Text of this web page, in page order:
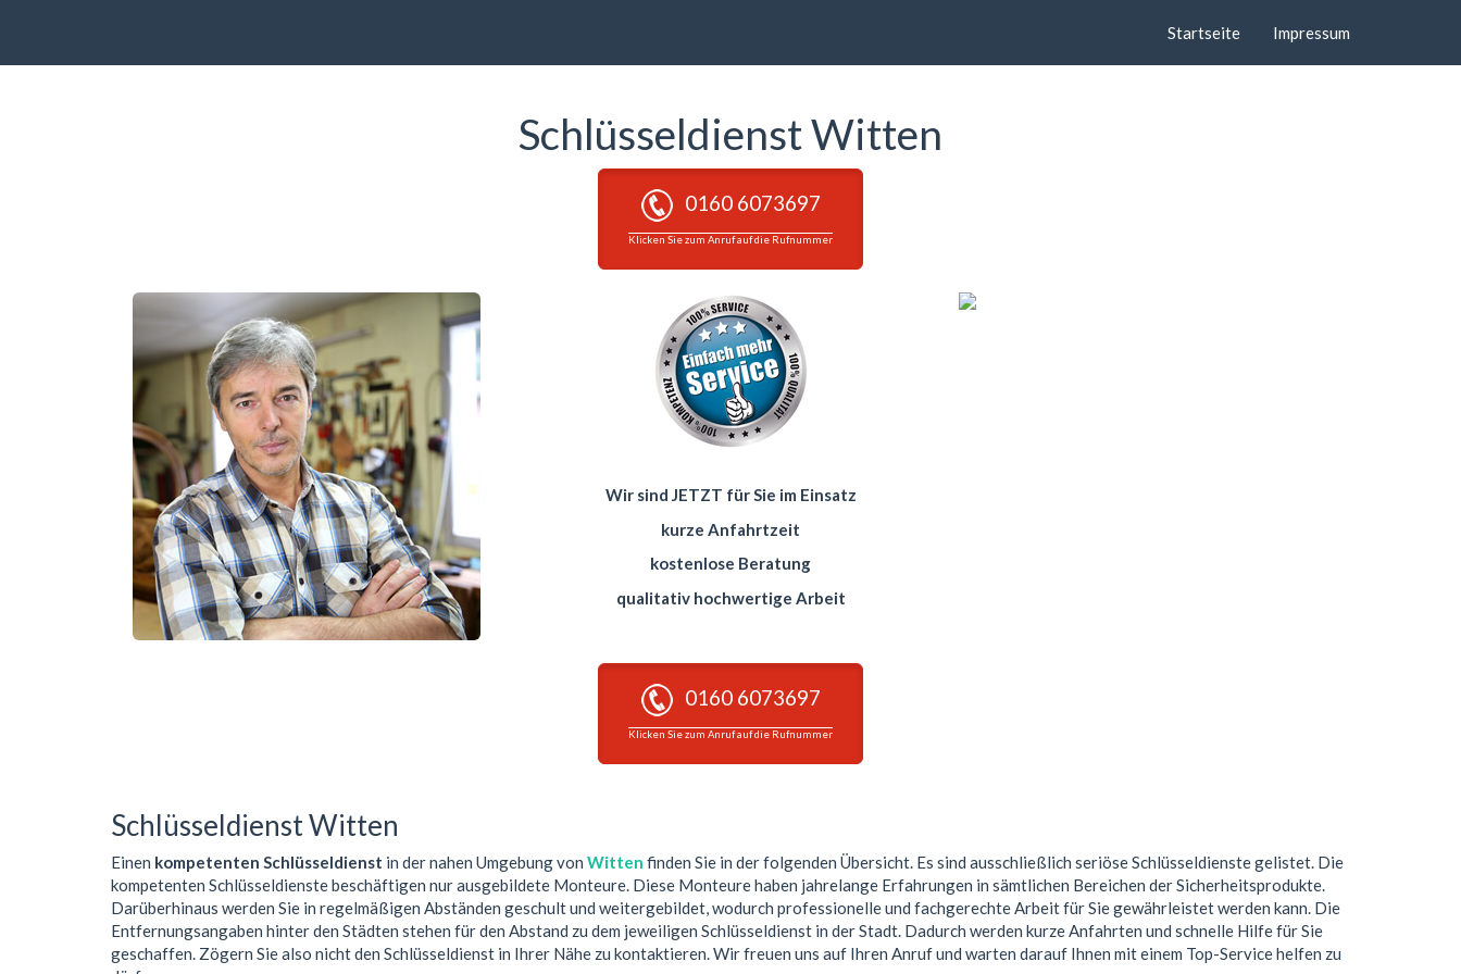
Startseite Impressum
Schlüsseldienst Witten
0160 6073697
Klicken Sie zum Anruf auf die Rufnummer
Wir sind JETZT für Sie im Einsatz
kurze Anfahrtzeit
kostenlose Beratung
qualitativ hochwertige Arbeit
0160 6073697
Klicken Sie zum Anruf auf die Rufnummer
Schlüsseldienst Witten
Einen kompetenten Schlüsseldienst in der nahen Umgebung von Witten finden Sie in der folgenden Übersicht. Es sind ausschließlich seriöse Schlüsseldienste gelistet. Die
kompetenten Schlüsseldienste beschäftigen nur ausgebildete Monteure. Diese Monteure haben jahrelange Erfahrungen in sämtlichen Bereichen der Sicherheitsprodukte.
Darüberhinaus werden Sie in regelmäßigen Abständen geschult und weitergebildet, wodurch professionelle und fachgerechte Arbeit für Sie gewährleistet werden kann. Die
Entfernungsangaben hinter den Städten stehen für den Abstand zu dem jeweiligen Schlüsseldienst in der Stadt. Dadurch werden kurze Anfahrten und schnelle Hilfe für Sie
geschaffen. Zögern Sie also nicht den Schlüsseldienst in Ihrer Nähe zu kontaktieren. Wir freuen uns auf Ihren Anruf und warten darauf Ihnen mit einem Top-Service helfen zu